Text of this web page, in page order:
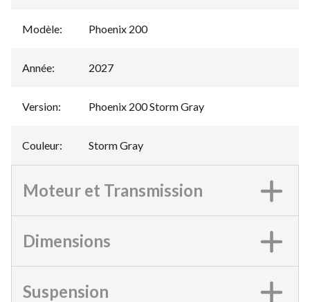
Modèle: Phoenix 200
Année: 2027
Version: Phoenix 200 Storm Gray
Couleur: Storm Gray
Moteur et Transmission
Dimensions
Suspension